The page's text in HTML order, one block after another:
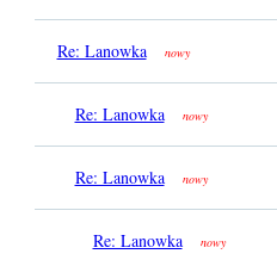
Re: Lanowka nowy
Re: Lanowka nowy
Re: Lanowka nowy
Re: Lanowka nowy